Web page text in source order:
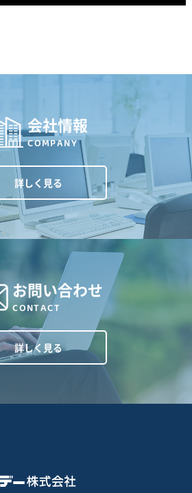
会社情報
COMPANY
詳しく見る
お問い合わせ
CONTACT
詳しく見る